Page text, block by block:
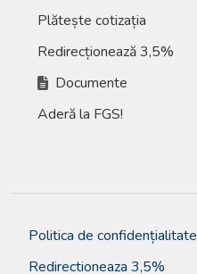
Plătește cotizația
Redirecționează 3,5%
Documente
Aderă la FGS!
Politica de confidențialitate
Redirectioneaza 3,5%